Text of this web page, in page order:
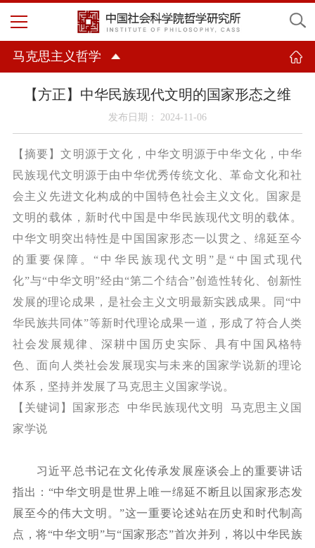
马克思主义哲学
【方正】中华民族现代文明的国家形态之维
发布日期： 2024-11-06
【摘要】文明源于文化，中华文明源于中华文化，中华
民族现代文明源于由中华优秀传统文化、革命文化和社
会主义先进文化构成的中国特色社会主义文化。国家是
文明的载体，新时代中国是中华民族现代文明的载体。
中华文明突出特性是中国国家形态一以贯之、绵延至今
的重要保障。 “中华民族现代文明”是“中国式现代
化”与“中华文明”经由“第二个结合”创造性转化、创新性
发展的理论成果，是社会主义文明最新实践成果。同“中
华民族共同体”等新时代理论成果一道，形成了符合人类
社会发展规律、深耕中国历史实际、具有中国风格特
色、面向人类社会发展现实与未来的国家学说新的理论
体系，坚持并发展了马克思主义国家学说。
【关键词】
国家形态
中华民族现代文明 马克思主义国
家学说
习近平总书记在文化传承发展座谈会上的重要讲话
指出： “中华文明是世界上唯一绵延不断且以国家形态发
展至今的伟大文明。”这一重要论述站在历史和时代制高
点，将“中华文明”与“国家形态”首次并列，将以中华民族